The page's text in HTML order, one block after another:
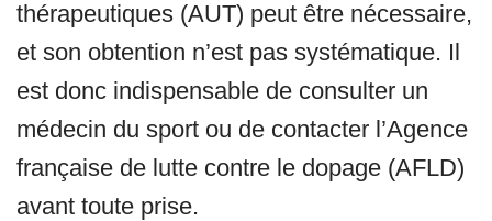
thérapeutiques (AUT) peut être nécessaire,
et son obtention n’est pas systématique. Il
est donc indispensable de consulter un
médecin du sport ou de contacter l’Agence
française de lutte contre le dopage (AFLD)
avant toute prise.